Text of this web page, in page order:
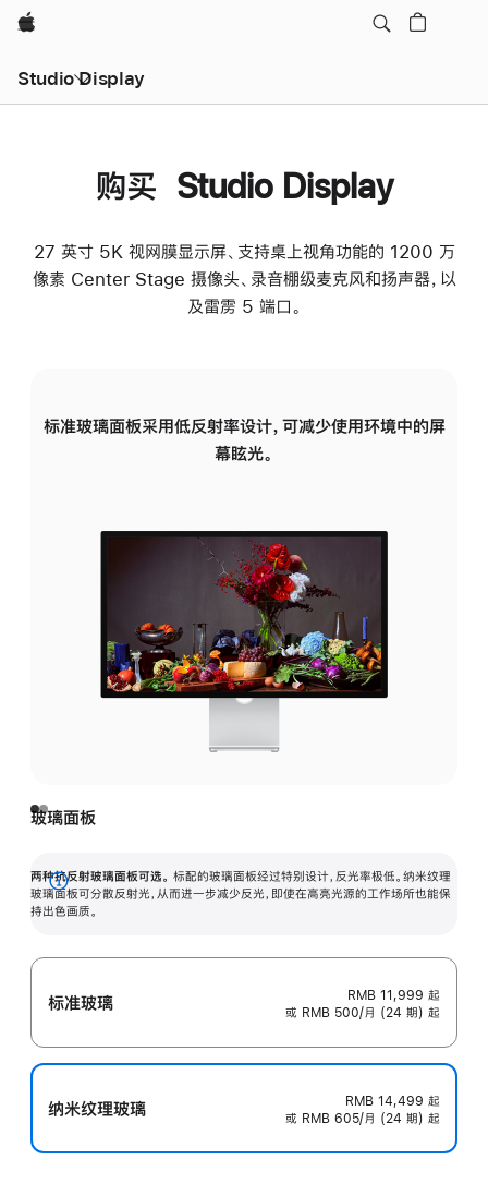
Apple
Studio Display
购买 Studio Display
27 英寸 5K 视网膜显示屏、支持桌上视角功能的 1200 万
像素 Center Stage 摄像头、录音棚级麦克风和扬声器，以
及雷雳 5 端口。
标准玻璃面板采用低反射率设计，可减少使用环境中的屏
幕眩光。
玻璃面板
两种抗反射玻璃面板可选。 标配的玻璃面板经过特别设计，反光率极低。纳米纹理
玻璃面板可分散反射光，从而进一步减少反光，即使在高亮光源的工作场所也能保
持出色画质。
展
开
标准玻璃 RMB 11,999 起
或 RMB 500/月 (24 期) 起
纳米纹理玻璃 RMB 14,499 起
或 RMB 605/月 (24 期) 起